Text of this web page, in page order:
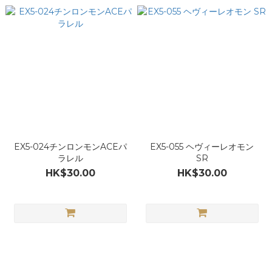
EX5-024チンロンモンACEパ
ラレル
HK$30.00
EX5-055 ヘヴィーレオモン
SR
HK$30.00